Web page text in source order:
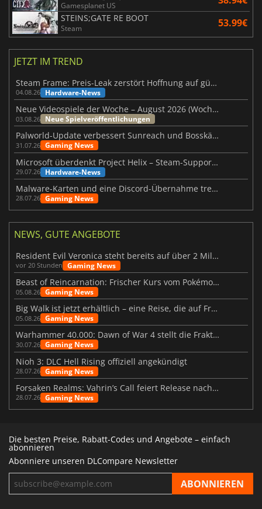
Gamesplanet US
STEINS;GATE RE BOOT
Steam 53.99€
JETZT IM TREND
Steam Frame: Preis-Leak zerstört Hoffnung auf günstiges VR-Headset
04.08.26 Hardware-News
Neue Videospiele der Woche – August 2026 (Woche 32)
03.08.26 Neue Spielveröffentlichungen
Palworld-Update verbessert Sunreach und Bosskämpfe deutlich
31.07.26 Gaming News
Microsoft überdenkt Project Helix – Steam-Support gefährdet
29.07.26 Hardware-News
Malware-Karten und eine Discord-Übernahme treffen Meccha Chameleon
28.07.26 Gaming News
NEWS, GUTE ANGEBOTE
Resident Evil Veronica steht bereits auf über 2 Millionen Wunschlisten
vor 20 Stunden Gaming News
Beast of Reincarnation: Frischer Kurs vom Pokémon-Studio
05.08.26 Gaming News
Big Walk ist jetzt erhältlich – eine Reise, die auf Freundschaft basiert
05.08.26 Gaming News
Warhammer 40.000: Dawn of War 4 stellt die Fraktion der Necrons vor
30.07.26 Gaming News
Nioh 3: DLC Hell Rising offiziell angekündigt
28.07.26 Gaming News
Forsaken Realms: Vahrin’s Call feiert Release nach 10 Jahren
28.07.26 Gaming News
Die besten Preise, Rabatt-Codes und Angebote – einfach
abonnieren
Abonniere unseren DLCompare Newsletter